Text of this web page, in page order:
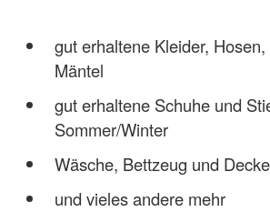
gut erhaltene Kleider,
Mäntel
gut erhaltene Schuhe und
Sommer/Winter
Wäsche, Bettzeug und
und vieles andere mehr